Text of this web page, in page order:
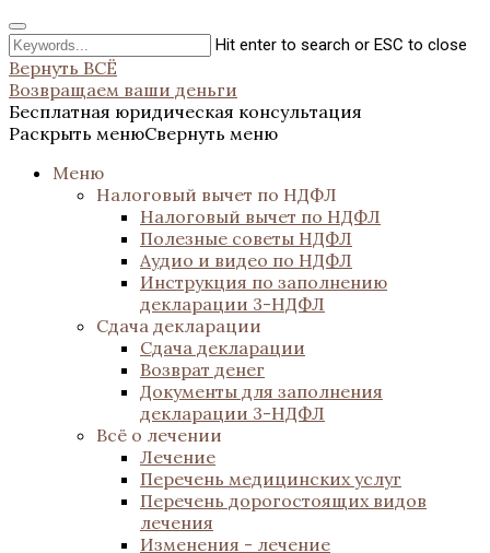
Hit enter to search or ESC to close
Вернуть ВСЁ
Возвращаем ваши деньги
Бесплатная юридическая консультация
Раскрыть менюСвернуть меню
Меню
Налоговый вычет по НДФЛ
Налоговый вычет по НДФЛ
Полезные советы НДФЛ
Аудио и видео по НДФЛ
Инструкция по заполнению
декларации 3-НДФЛ
Сдача декларации
Сдача декларации
Возврат денег
Документы для заполнения
декларации 3-НДФЛ
Всё о лечении
Лечение
Перечень медицинских услуг
Перечень дорогостоящих видов
лечения
Изменения - лечение